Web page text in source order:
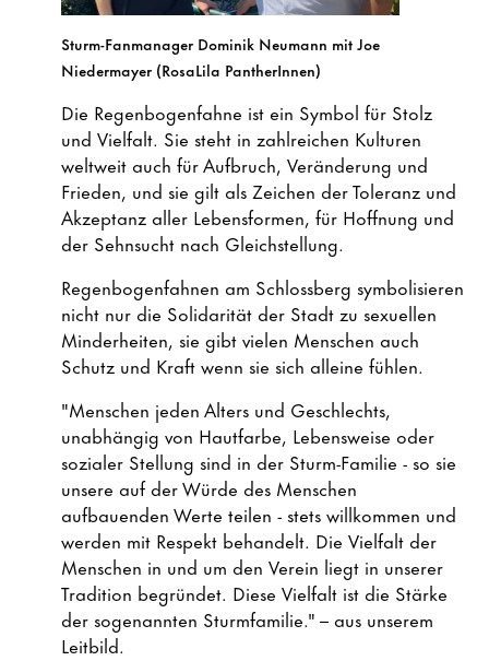
Sturm-Fanmanager Dominik Neumann mit Joe
Niedermayer (RosaLila PantherInnen)
Die Regenbogenfahne ist ein Symbol für Stolz
und Vielfalt. Sie steht in zahlreichen Kulturen
weltweit auch für Aufbruch, Veränderung und
Frieden, und sie gilt als Zeichen der Toleranz und
Akzeptanz aller Lebensformen, für Hoffnung und
der Sehnsucht nach Gleichstellung.
Regenbogenfahnen am Schlossberg symbolisieren
nicht nur die Solidarität der Stadt zu sexuellen
Minderheiten, sie gibt vielen Menschen auch
Schutz und Kraft wenn sie sich alleine fühlen.
"Menschen jeden Alters und Geschlechts,
unabhängig von Hautfarbe, Lebensweise oder
sozialer Stellung sind in der Sturm-Familie - so sie
unsere auf der Würde des Menschen
aufbauenden Werte teilen - stets willkommen und
werden mit Respekt behandelt. Die Vielfalt der
Menschen in und um den Verein liegt in unserer
Tradition begründet. Diese Vielfalt ist die Stärke
der sogenannten Sturmfamilie." – aus unserem
Leitbild.